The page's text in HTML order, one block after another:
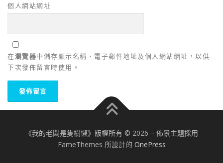
個人網站網址
在瀏覽器中儲存顯示名稱、電子郵件地址及個人網站網址，以供
下次發佈留言時使用。
《我的老闆是隻樹懶》版權所有 © 2026 – 佈景主題採用
FameThemes 所設計的 OnePress